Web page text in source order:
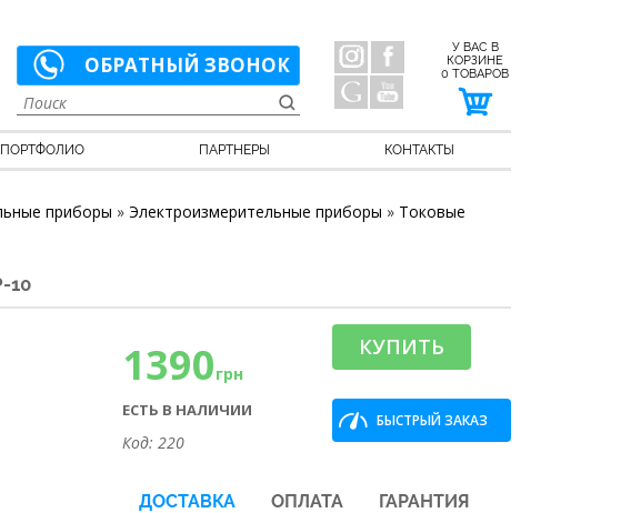
ОБРАТНЫЙ ЗВОНОК
У ВАС В
КОРЗИНЕ
0 ТОВАРОВ
ПОРТФОЛИО ПАРТНЕРЫ КОНТАКТЫ
приборы » Электроизмерительные приборы » Токовые
10
1390грн
ЕСТЬ В НАЛИЧИИ
Код: 220
КУПИТЬ
БЫСТРЫЙ ЗАКАЗ
ДОСТАВКА ОПЛАТА ГАРАНТИЯ